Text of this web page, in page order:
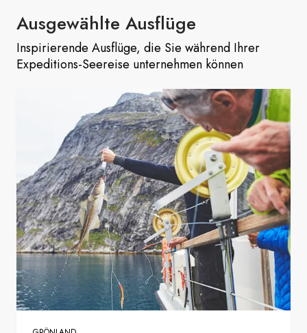
Ausgewählte Ausflüge
Inspirierende Ausflüge, die Sie während Ihrer
Expeditions-Seereise unternehmen können